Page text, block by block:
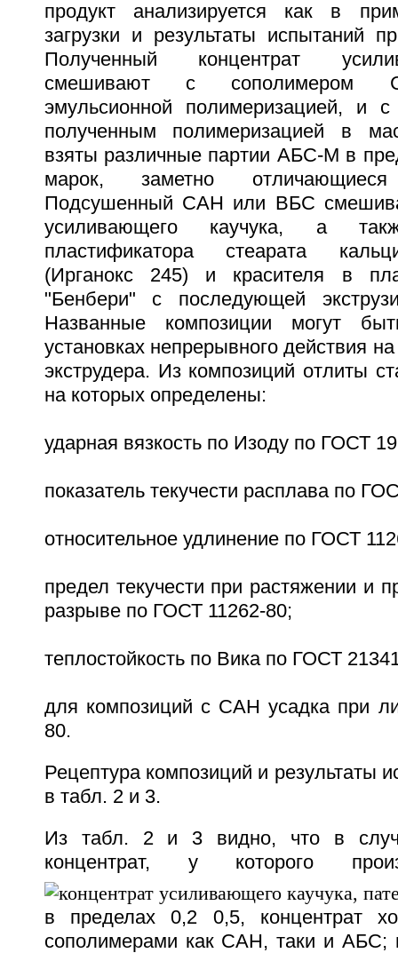
продукт анализируется как в
загрузки и результаты испытаний
Полученный концентрат
смешивают с сополимером
эмульсионной полимеризацией, и
полученным полимеризацией в
взяты различные партии АБС-М в
марок, заметно
Подсушенный САН или ВБС
усиливающего каучука, а
пластификатора стеарата
(Ирганокс 245) и красителя в
"Бенбери" с последующей
Названные композиции могут
установках непрерывного действия
экструдера. Из композиций отлиты
на которых определены:
ударная вязкость по Изоду по ГОСТ
показатель текучести расплава по
относительное удлинение по ГОСТ
предел текучести при растяжении и
разрыве по ГОСТ 11262-80;
теплостойкость по Вика по ГОСТ
для композиций с САН усадка при
80.
Рецептура композиций и результаты
в табл. 2 и 3.
Из табл. 2 и 3 видно, что в
концентрат, у которого
в пределах 0,2 0,5, концентрат
сополимерами как САН, таки и АБС;